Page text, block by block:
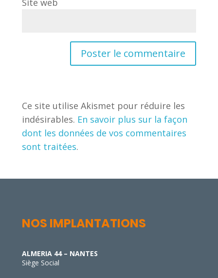
Site web
Ce site utilise Akismet pour réduire les
indésirables. En savoir plus sur la façon
dont les données de vos commentaires
sont traitées.
NOS IMPLANTATIONS
ALMERIA 44 – NANTES
Siège Social